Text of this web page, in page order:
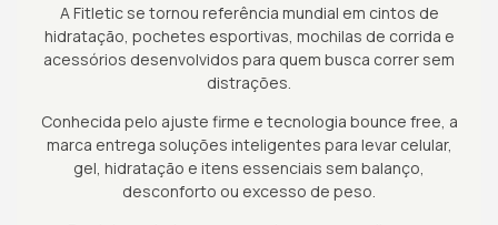
A Fitletic se tornou referência mundial em cintos de
hidratação, pochetes esportivas, mochilas de corrida e
acessórios desenvolvidos para quem busca correr sem
distrações.
Conhecida pelo ajuste firme e tecnologia bounce free, a
marca entrega soluções inteligentes para levar celular,
gel, hidratação e itens essenciais sem balanço,
desconforto ou excesso de peso.